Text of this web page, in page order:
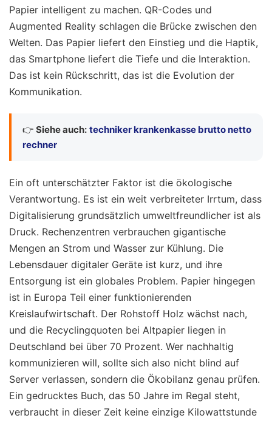
Papier intelligent zu machen. QR-Codes und
Augmented Reality schlagen die Brücke zwischen den
Welten. Das Papier liefert den Einstieg und die Haptik,
das Smartphone liefert die Tiefe und die Interaktion.
Das ist kein Rückschritt, das ist die Evolution der
Kommunikation.
👉 Siehe auch: techniker krankenkasse brutto netto
rechner
Ein oft unterschätzter Faktor ist die ökologische
Verantwortung. Es ist ein weit verbreiteter Irrtum, dass
Digitalisierung grundsätzlich umweltfreundlicher ist als
Druck. Rechenzentren verbrauchen gigantische
Mengen an Strom und Wasser zur Kühlung. Die
Lebensdauer digitaler Geräte ist kurz, und ihre
Entsorgung ist ein globales Problem. Papier hingegen
ist in Europa Teil einer funktionierenden
Kreislaufwirtschaft. Der Rohstoff Holz wächst nach,
und die Recyclingquoten bei Altpapier liegen in
Deutschland bei über 70 Prozent. Wer nachhaltig
kommunizieren will, sollte sich also nicht blind auf
Server verlassen, sondern die Ökobilanz genau prüfen.
Ein gedrucktes Buch, das 50 Jahre im Regal steht,
verbraucht in dieser Zeit keine einzige Kilowattstunde